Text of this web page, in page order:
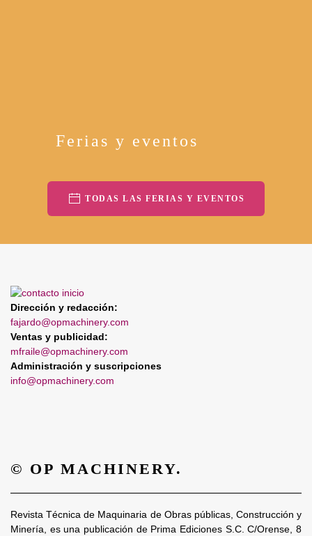
Ferias y eventos
TODAS LAS FERIAS Y EVENTOS
Dirección y redacción:
fajardo@opmachinery.com
Ventas y publicidad:
mfraile@opmachinery.com
Administración y suscripciones
info@opmachinery.com
© OP MACHINERY.
Revista Técnica de Maquinaria de Obras públicas, Construcción y
Minería, es una publicación de Prima Ediciones S.C. C/Orense, 8